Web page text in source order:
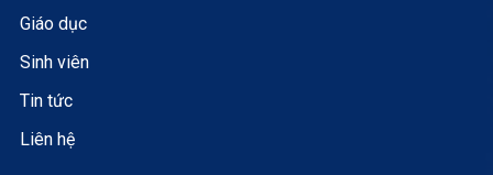
Giáo dục
Sinh viên
Tin tức
Liên hệ